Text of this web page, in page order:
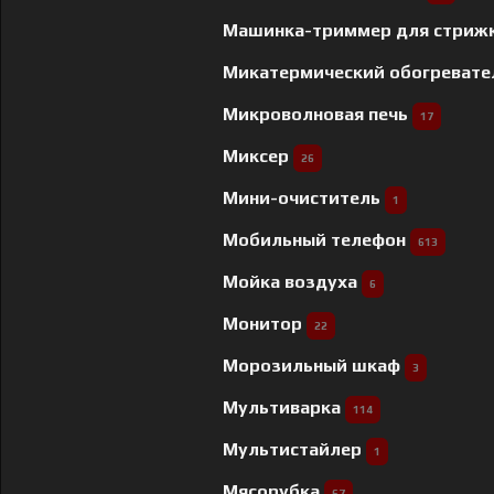
Машинка-триммер для
Микатермический
Микроволновая печь 17
Миксер 26
Мини-очиститель 1
Мобильный телефон 613
Мойка воздуха 6
Монитор 22
Морозильный шкаф 3
Мультиварка 114
Мультистайлер 1